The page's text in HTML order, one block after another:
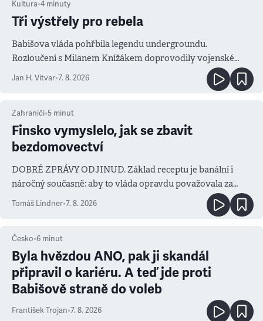
Kultura•4 minuty
Tři výstřely pro rebela
Babišova vláda pohřbila legendu undergroundu.
Rozloučení s Milanem Knížákem doprovodily vojenské
salvy i kritika pokrokářů
Jan H. Vitvar•7. 8. 2026
Zahraničí•5 minut
Finsko vymyslelo, jak se zbavit
bezdomovectví
DOBRÉ ZPRÁVY ODJINUD. Základ receptu je banální i
náročný současně: aby to vláda opravdu považovala za
prioritu
Tomáš Lindner•7. 8. 2026
Česko•6 minut
Byla hvězdou ANO, pak ji skandál
připravil o kariéru. A teď jde proti
Babišově straně do voleb
František Trojan•7. 8. 2026